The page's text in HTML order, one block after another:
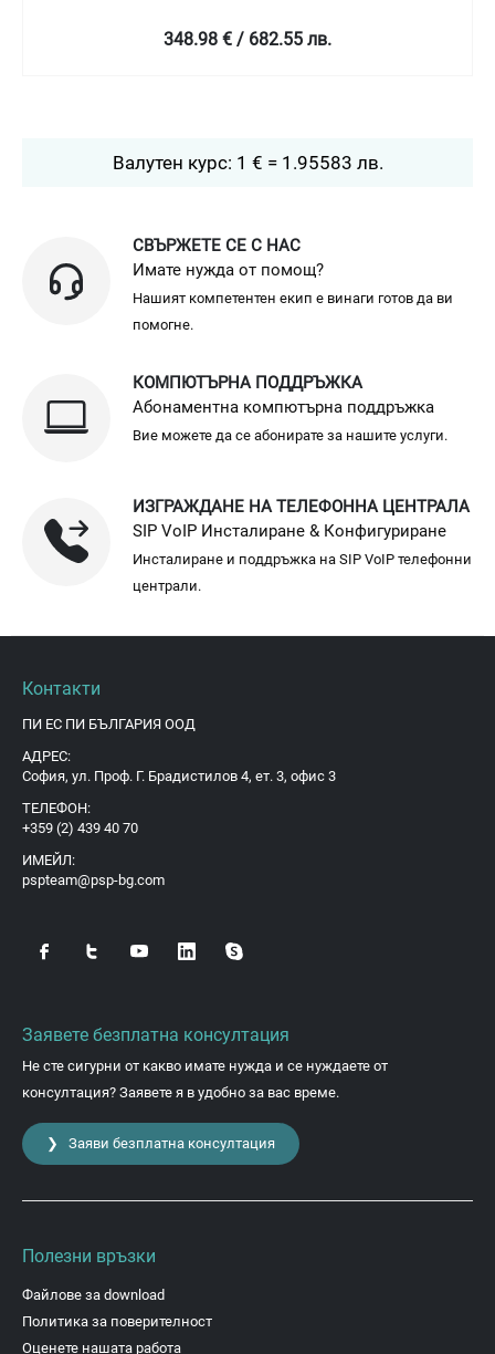
349 € / 682.58 лв.
Валутен курс: 1 € = 1.95583 лв.
СВЪРЖЕТЕ СЕ С НАС
Имате нужда от помощ?
Нашият компетентен екип е винаги готов да ви
помогне.
КОМПЮТЪРНА ПОДДРЪЖКА
Абонаментна компютърна поддръжка
Вие можете да се абонирате за нашите услуги.
ИЗГРАЖДАНЕ НА ТЕЛЕФОННА ЦЕНТРАЛА
SIP VoIP Инсталиране & Конфигуриране
Инсталиране и поддръжка на SIP VoIP телефонни
централи.
Контакти
ПИ ЕС ПИ БЪЛГАРИЯ ООД
АДРЕС:
София, ул. Проф. Г. Брадистилов 4, ет. 3, офис 3
ТЕЛЕФОН:
+359 (2) 439 40 70
ИМЕЙЛ:
pspteam@psp-bg.com
Заявете безплатна консултация
Не сте сигурни от какво имате нужда и се нуждаете от
консултация? Заявете я в удобно за вас време.
❯ Заяви безплатна консултация
Полезни връзки
Файлове за download
Политика за поверителност
Оценете нашата работа